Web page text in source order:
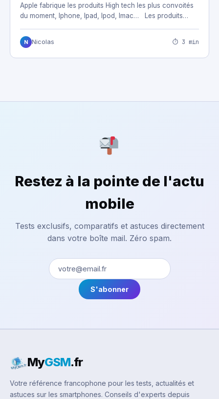
Apple fabrique les produits High tech les plus convoités
du moment, Iphone, Ipad, Ipod, Imac… Les produits…
N Nicolas ⏱ 3 min
Restez à la pointe de l'actu
mobile
Tests exclusifs, comparatifs et astuces directement
dans votre boîte mail. Zéro spam.
S'abonner
MyGSM.fr
Votre référence francophone pour les tests, actualités et
astuces sur les smartphones. Conseils d'experts depuis